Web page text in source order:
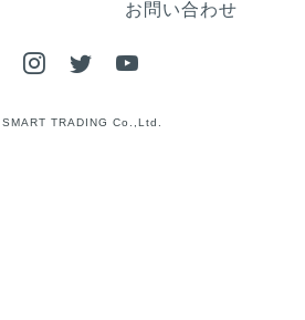
お問い合わせ
TRADING Co.,Ltd.